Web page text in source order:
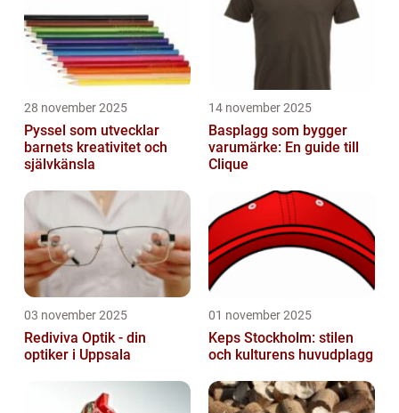
28 november 2025
Pyssel som utvecklar
barnets kreativitet och
självkänsla
14 november 2025
Basplagg som bygger
varumärke: En guide till
Clique
03 november 2025
Rediviva Optik - din
optiker i Uppsala
01 november 2025
Keps Stockholm: stilen
och kulturens huvudplagg